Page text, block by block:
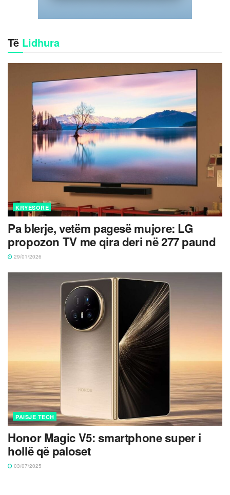
Të Lidhura
KRYESORE
Pa blerje, vetëm pagesë mujore: LG
propozon TV me qira deri në 277 paund
29/01/2026
PAISJE TECH
Honor Magic V5: smartphone super i
hollë që paloset
03/07/2025